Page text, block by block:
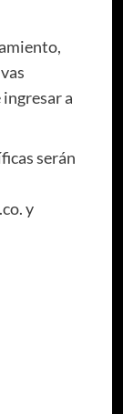
a
serán
y